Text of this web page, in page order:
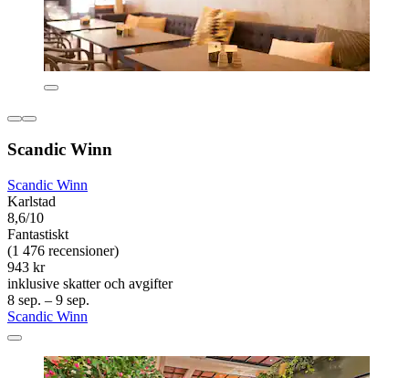
Scandic Winn
Scandic Winn
Karlstad
8,6/10
Fantastiskt
(1 476 recensioner)
943 kr
inklusive skatter och avgifter
8 sep. – 9 sep.
Scandic Winn